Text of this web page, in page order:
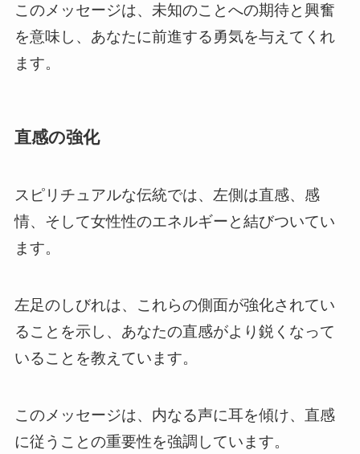
このメッセージは、未知のことへの期待と興奮
を意味し、あなたに前進する勇気を与えてくれ
ます。
直感の強化
スピリチュアルな伝統では、左側は直感、感
情、そして女性性のエネルギーと結びついてい
ます。
左足のしびれは、これらの側面が強化されてい
ることを示し、あなたの直感がより鋭くなって
いることを教えています。
このメッセージは、内なる声に耳を傾け、直感
に従うことの重要性を強調しています。